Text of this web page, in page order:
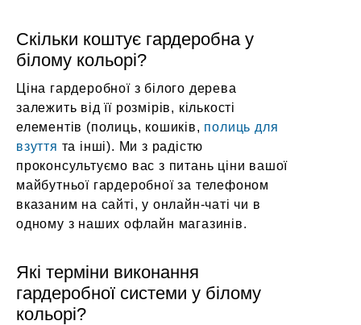
Скільки коштує гардеробна у
білому кольорі?
Ціна гардеробної з білого дерева
залежить від її розмірів, кількості
елементів (полиць, кошиків, полиць для
взуття та інші). Ми з радістю
проконсультуємо вас з питань ціни вашої
майбутньої гардеробної за телефоном
вказаним на сайті, у онлайн-чаті чи в
одному з наших офлайн магазинів.
Які терміни виконання
гардеробної системи у білому
кольорі?